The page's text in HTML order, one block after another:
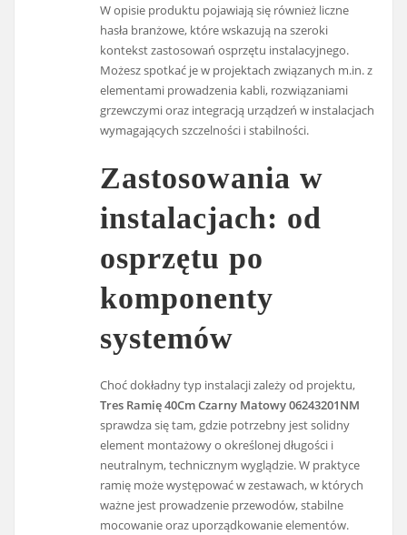
W opisie produktu pojawiają się również liczne
hasła branżowe, które wskazują na szeroki
kontekst zastosowań osprzętu instalacyjnego.
Możesz spotkać je w projektach związanych m.in. z
elementami prowadzenia kabli, rozwiązaniami
grzewczymi oraz integracją urządzeń w instalacjach
wymagających szczelności i stabilności.
Zastosowania w
instalacjach: od
osprzętu po
komponenty
systemów
Choć dokładny typ instalacji zależy od projektu,
Tres Ramię 40Cm Czarny Matowy 06243201NM
sprawdza się tam, gdzie potrzebny jest solidny
element montażowy o określonej długości i
neutralnym, technicznym wyglądzie. W praktyce
ramię może występować w zestawach, w których
ważne jest prowadzenie przewodów, stabilne
mocowanie oraz uporządkowanie elementów.